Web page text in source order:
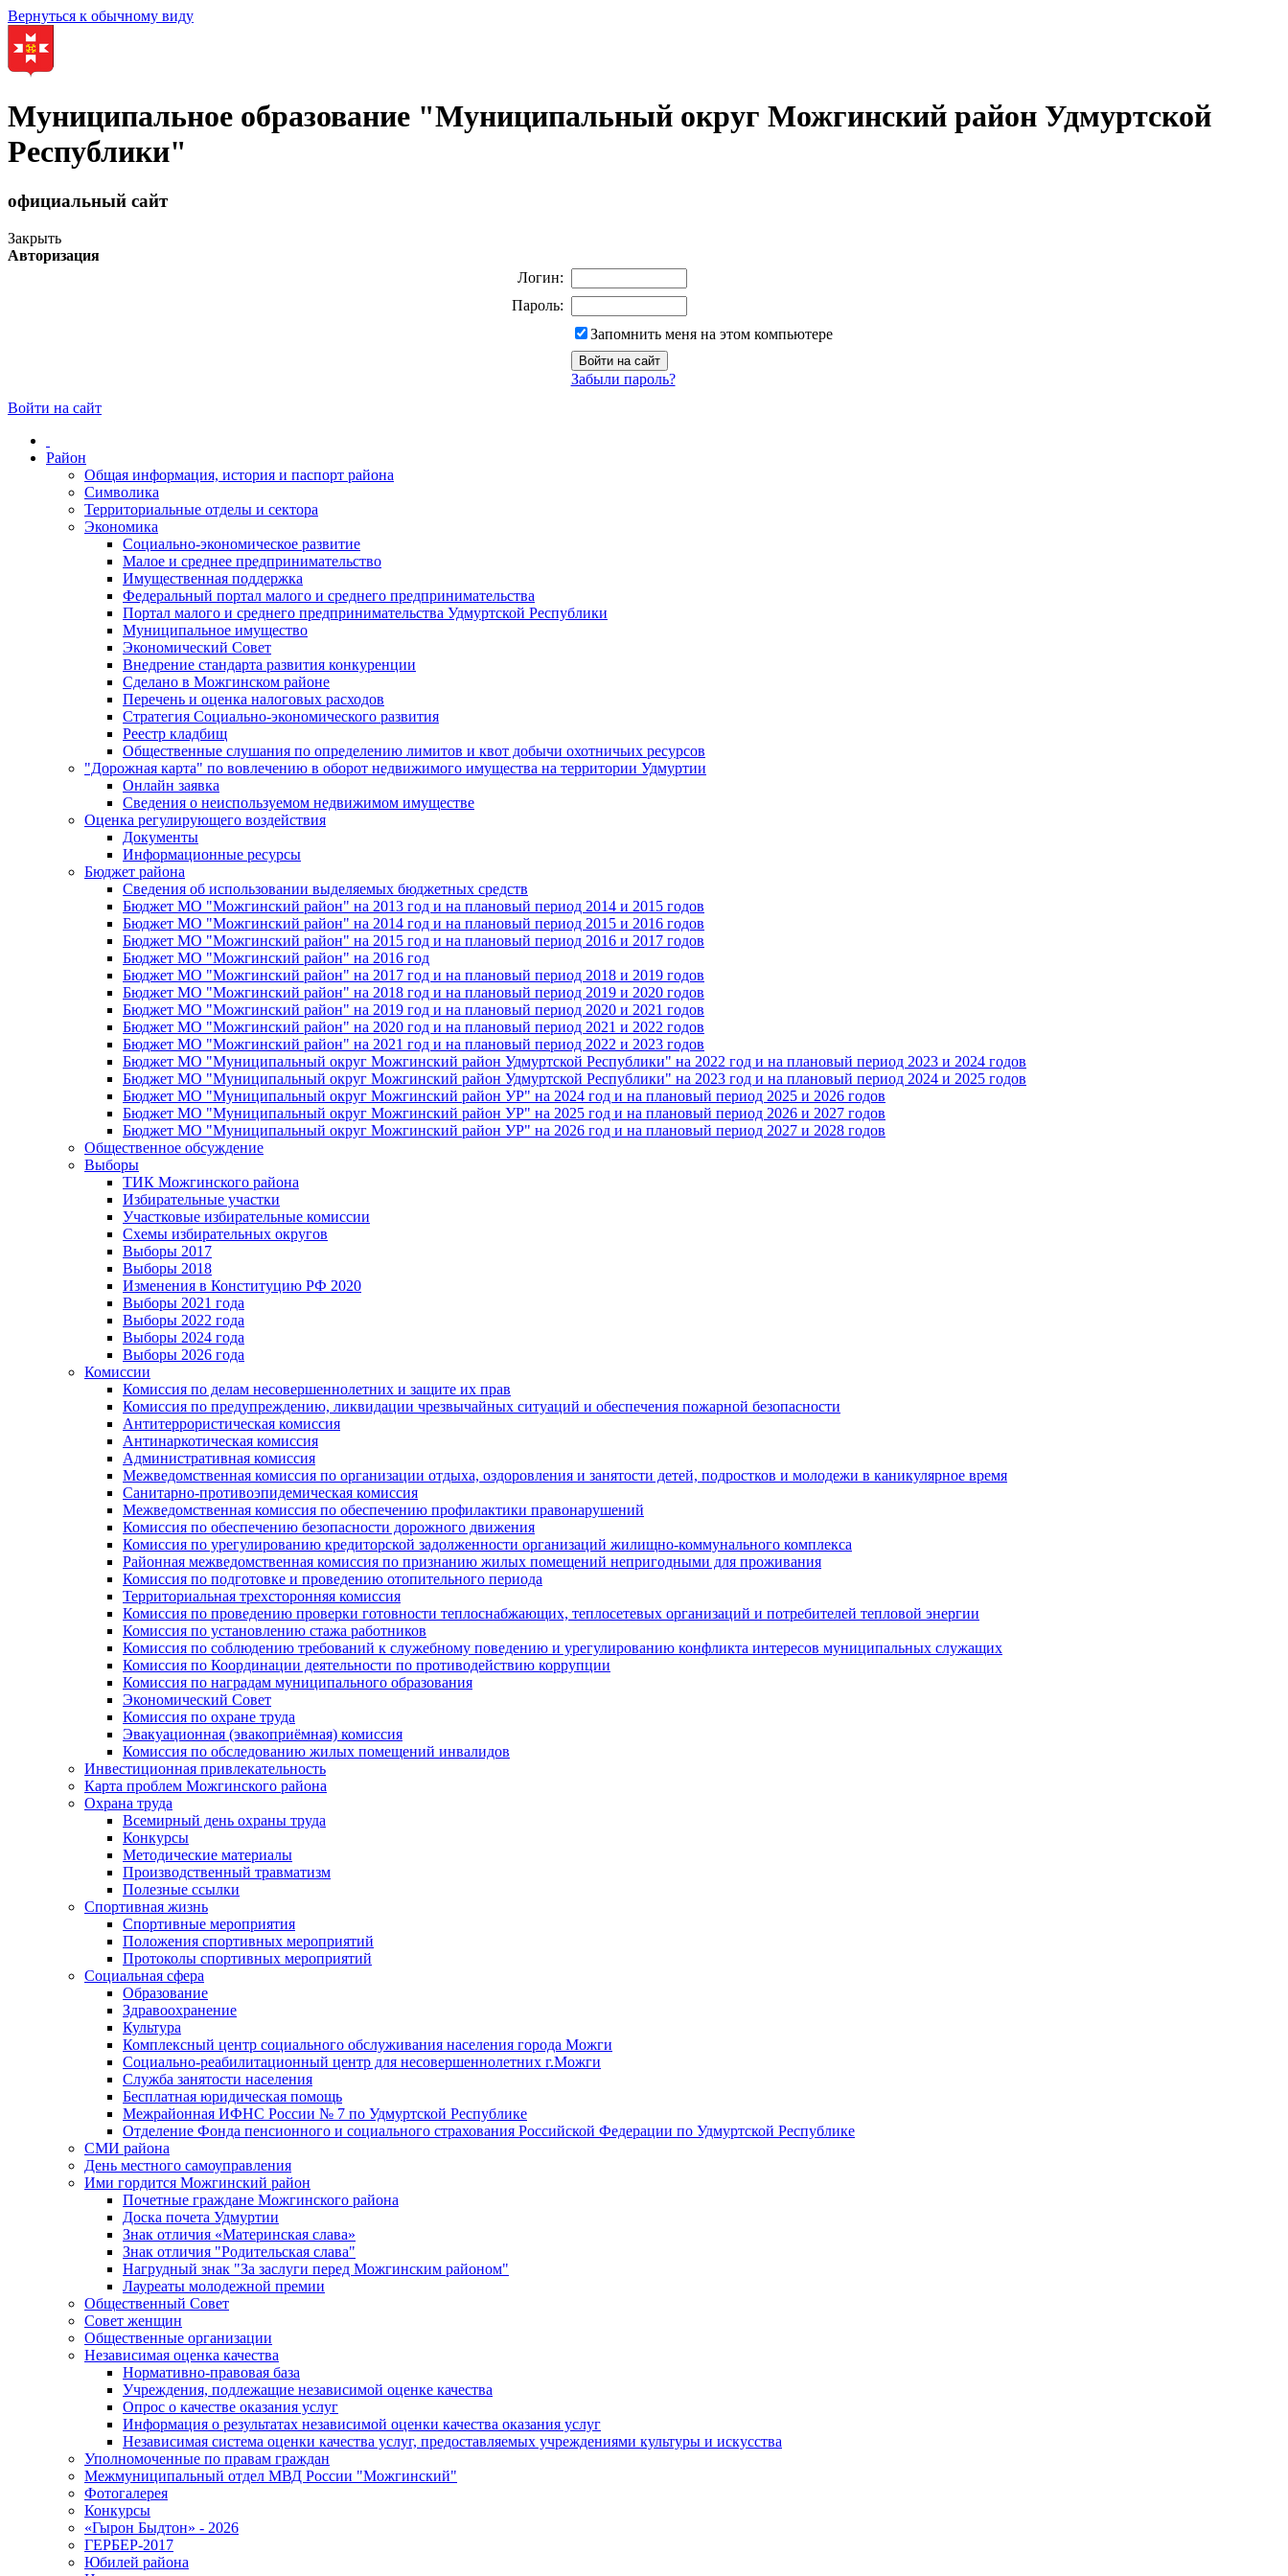
Вернуться к обычному виду
Муниципальное образование "Муниципальный округ Можгинский район Удмуртской
Республики"
официальный сайт
Закрыть
Авторизация
Логин:
Пароль:
Запомнить меня на этом компьютере
Забыли пароль?
Войти на сайт
Район
Общая информация, история и паспорт района
Символика
Территориальные отделы и сектора
Экономика
Социально-экономическое развитие
Малое и среднее предпринимательство
Имущественная поддержка
Федеральный портал малого и среднего предпринимательства
Портал малого и среднего предпринимательства Удмуртской Республики
Муниципальное имущество
Экономический Совет
Внедрение стандарта развития конкуренции
Сделано в Можгинском районе
Перечень и оценка налоговых расходов
Стратегия Социально-экономического развития
Реестр кладбищ
Общественные слушания по определению лимитов и квот добычи охотничьих ресурсов
"Дорожная карта" по вовлечению в оборот недвижимого имущества на территории Удмуртии
Онлайн заявка
Сведения о неиспользуемом недвижимом имуществе
Оценка регулирующего воздействия
Документы
Информационные ресурсы
Бюджет района
Сведения об использовании выделяемых бюджетных средств
Бюджет МО "Можгинский район" на 2013 год и на плановый период 2014 и 2015 годов
Бюджет МО "Можгинский район" на 2014 год и на плановый период 2015 и 2016 годов
Бюджет МО "Можгинский район" на 2015 год и на плановый период 2016 и 2017 годов
Бюджет МО "Можгинский район" на 2016 год
Бюджет МО "Можгинский район" на 2017 год и на плановый период 2018 и 2019 годов
Бюджет МО "Можгинский район" на 2018 год и на плановый период 2019 и 2020 годов
Бюджет МО "Можгинский район" на 2019 год и на плановый период 2020 и 2021 годов
Бюджет МО "Можгинский район" на 2020 год и на плановый период 2021 и 2022 годов
Бюджет МО "Можгинский район" на 2021 год и на плановый период 2022 и 2023 годов
Бюджет МО "Муниципальный округ Можгинский район Удмуртской Республики" на 2022 год и на плановый период 2023 и 2024 годов
Бюджет МО "Муниципальный округ Можгинский район Удмуртской Республики" на 2023 год и на плановый период 2024 и 2025 годов
Бюджет МО "Муниципальный округ Можгинский район УР" на 2024 год и на плановый период 2025 и 2026 годов
Бюджет МО "Муниципальный округ Можгинский район УР" на 2025 год и на плановый период 2026 и 2027 годов
Бюджет МО "Муниципальный округ Можгинский район УР" на 2026 год и на плановый период 2027 и 2028 годов
Общественное обсуждение
Выборы
ТИК Можгинского района
Избирательные участки
Участковые избирательные комиссии
Схемы избирательных округов
Выборы 2017
Выборы 2018
Изменения в Конституцию РФ 2020
Выборы 2021 года
Выборы 2022 года
Выборы 2024 года
Выборы 2026 года
Комиссии
Комиссия по делам несовершеннолетних и защите их прав
Комиссия по предупреждению, ликвидации чрезвычайных ситуаций и обеспечения пожарной безопасности
Антитеррористическая комиссия
Антинаркотическая комиссия
Административная комиссия
Межведомственная комиссия по организации отдыха, оздоровления и занятости детей, подростков и молодежи в каникулярное время
Санитарно-противоэпидемическая комиссия
Межведомственная комиссия по обеспечению профилактики правонарушений
Комиссия по обеспечению безопасности дорожного движения
Комиссия по урегулированию кредиторской задолженности организаций жилищно-коммунального комплекса
Районная межведомственная комиссия по признанию жилых помещений непригодными для проживания
Комиссия по подготовке и проведению отопительного периода
Территориальная трехсторонняя комиссия
Комиссия по проведению проверки готовности теплоснабжающих, теплосетевых организаций и потребителей тепловой энергии
Комиссия по установлению стажа работников
Комиссия по соблюдению требований к служебному поведению и урегулированию конфликта интересов муниципальных служащих
Комиссия по Координации деятельности по противодействию коррупции
Комиссия по наградам муниципального образования
Экономический Совет
Комиссия по охране труда
Эвакуационная (эвакоприёмная) комиссия
Комиссия по обследованию жилых помещений инвалидов
Инвестиционная привлекательность
Карта проблем Можгинского района
Охрана труда
Всемирный день охраны труда
Конкурсы
Методические материалы
Производственный травматизм
Полезные ссылки
Спортивная жизнь
Спортивные мероприятия
Положения спортивных мероприятий
Протоколы спортивных мероприятий
Социальная сфера
Образование
Здравоохранение
Культура
Комплексный центр социального обслуживания населения города Можги
Социально-реабилитационный центр для несовершеннолетних г.Можги
Служба занятости населения
Бесплатная юридическая помощь
Межрайонная ИФНС России № 7 по Удмуртской Республике
Отделение Фонда пенсионного и социального страхования Российской Федерации по Удмуртской Республике
СМИ района
День местного самоуправления
Ими гордится Можгинский район
Почетные граждане Можгинского района
Доска почета Удмуртии
Знак отличия «Материнская слава»
Знак отличия "Родительская слава"
Нагрудный знак "За заслуги перед Можгинским районом"
Лауреаты молодежной премии
Общественный Совет
Совет женщин
Общественные организации
Независимая оценка качества
Нормативно-правовая база
Учреждения, подлежащие независимой оценке качества
Опрос о качестве оказания услуг
Информация о результатах независимой оценки качества оказания услуг
Независимая система оценки качества услуг, предоставляемых учреждениями культуры и искусства
Уполномоченные по правам граждан
Межмуниципальный отдел МВД России "Можгинский"
Фотогалерея
Конкурсы
«Гырон Быдтон» - 2026
ГЕРБЕР-2017
Юбилей района